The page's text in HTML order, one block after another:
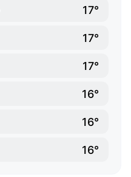
17°
17°
17°
16°
16°
16°